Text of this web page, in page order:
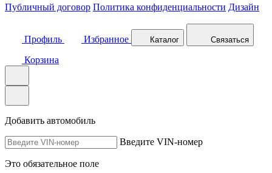
Публичный договор Политика конфиденциальности Дизайн
Профиль Избранное Каталог Связаться
Корзина
Добавить автомобиль
Введите VIN-номер
Это обязательное поле